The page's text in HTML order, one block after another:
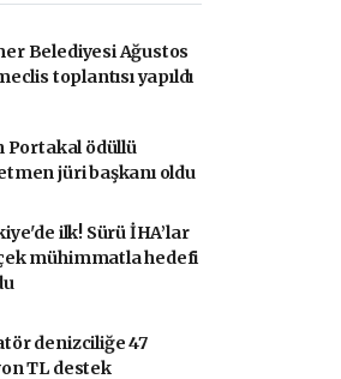
Belediyesi Ağustos
toplantısı yapıldı
Portakal ödüllü
jüri başkanı oldu
ilk! Sürü İHA’lar
mühimmatla hedefi
denizciliğe 47
TL destek